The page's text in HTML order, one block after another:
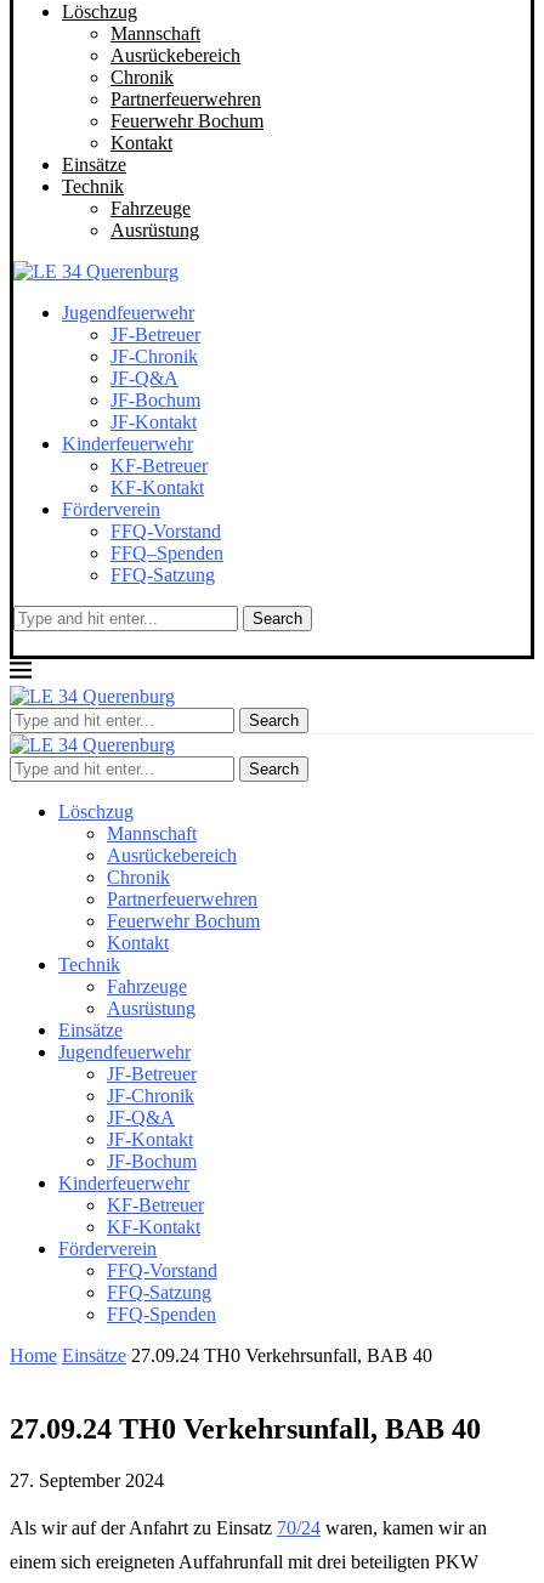
Löschzug
Mannschaft
Ausrückebereich
Chronik
Partnerfeuerwehren
Feuerwehr Bochum
Kontakt
Einsätze
Technik
Fahrzeuge
Ausrüstung
Jugendfeuerwehr
JF-Betreuer
JF-Chronik
JF-Q&A
JF-Bochum
JF-Kontakt
Kinderfeuerwehr
KF-Betreuer
KF-Kontakt
Förderverein
FFQ-Vorstand
FFQ–Spenden
FFQ-Satzung
Search
Search
Search
Löschzug
Mannschaft
Ausrückebereich
Chronik
Partnerfeuerwehren
Feuerwehr Bochum
Kontakt
Technik
Fahrzeuge
Ausrüstung
Einsätze
Jugendfeuerwehr
JF-Betreuer
JF-Chronik
JF-Q&A
JF-Kontakt
JF-Bochum
Kinderfeuerwehr
KF-Betreuer
KF-Kontakt
Förderverein
FFQ-Vorstand
FFQ-Satzung
FFQ-Spenden
Home Einsätze 27.09.24 TH0 Verkehrsunfall, BAB 40
27.09.24 TH0 Verkehrsunfall, BAB 40
27. September 2024
Als wir auf der Anfahrt zu Einsatz 70/24 waren, kamen wir an
einem sich ereigneten Auffahrunfall mit drei beteiligten PKW